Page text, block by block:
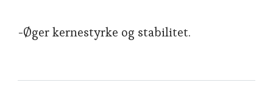
-Øger kernestyrke og stabilitet.